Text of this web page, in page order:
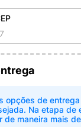
opções de
Na etapa de
de maneira mais